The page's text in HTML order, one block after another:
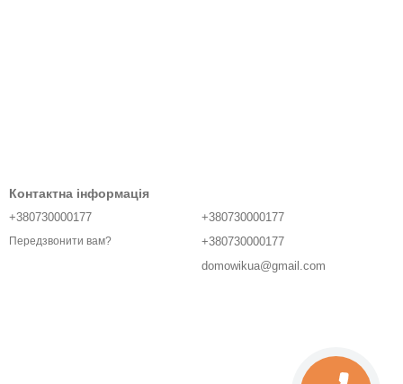
Контактна інформація
+380730000177
Передзвонити вам?
+380730000177
+380730000177
domowikua@gmail.com